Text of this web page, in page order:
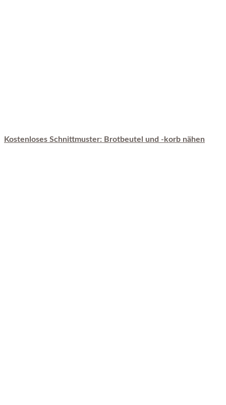
Kostenloses Schnittmuster: Brotbeutel und -korb nähen